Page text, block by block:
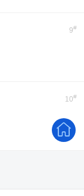
9#
10#